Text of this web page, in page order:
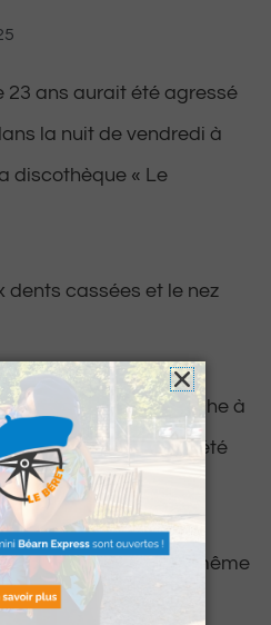
23 ans aurait été agressé
la nuit de vendredi à
discothèque « Le
dents cassées et le nez
déposée ce dimanche à
Une enquête a donc été
eu lieu dans la même
de 19 ans ne